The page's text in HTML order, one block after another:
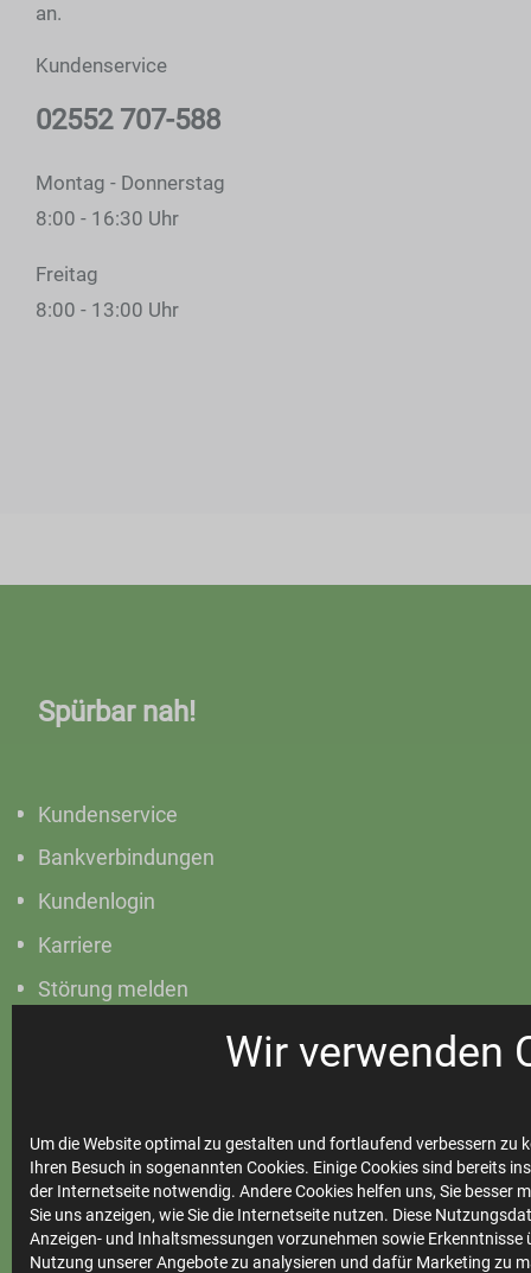
Wir verwenden
Um die Website optimal zu gestalten und fortlaufend verbessern
Ihren Besuch in sogenannten Cookies. Einige Cookies sind bereits
der Internetseite notwendig. Andere Cookies helfen uns, Sie besser
Sie uns anzeigen, wie Sie die Internetseite nutzen. Diese
Anzeigen- und Inhaltsmessungen vorzunehmen sowie Erkenntnisse
Nutzung unserer Angebote zu analysieren und dafür Marketing zu
an.
Kundenservice
02552 707-588
Montag - Donnerstag
8:00 - 16:30 Uhr
Freitag
8:00 - 13:00 Uhr
Spürbar nah!
Kundenservice
Bankverbindungen
Kundenlogin
Karriere
Störung melden
Netze &
Marktkommunikation